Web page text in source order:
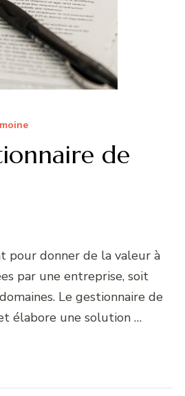
de
pour donner de la valeur à
par une entreprise, soit
Le gestionnaire de
élabore une solution …